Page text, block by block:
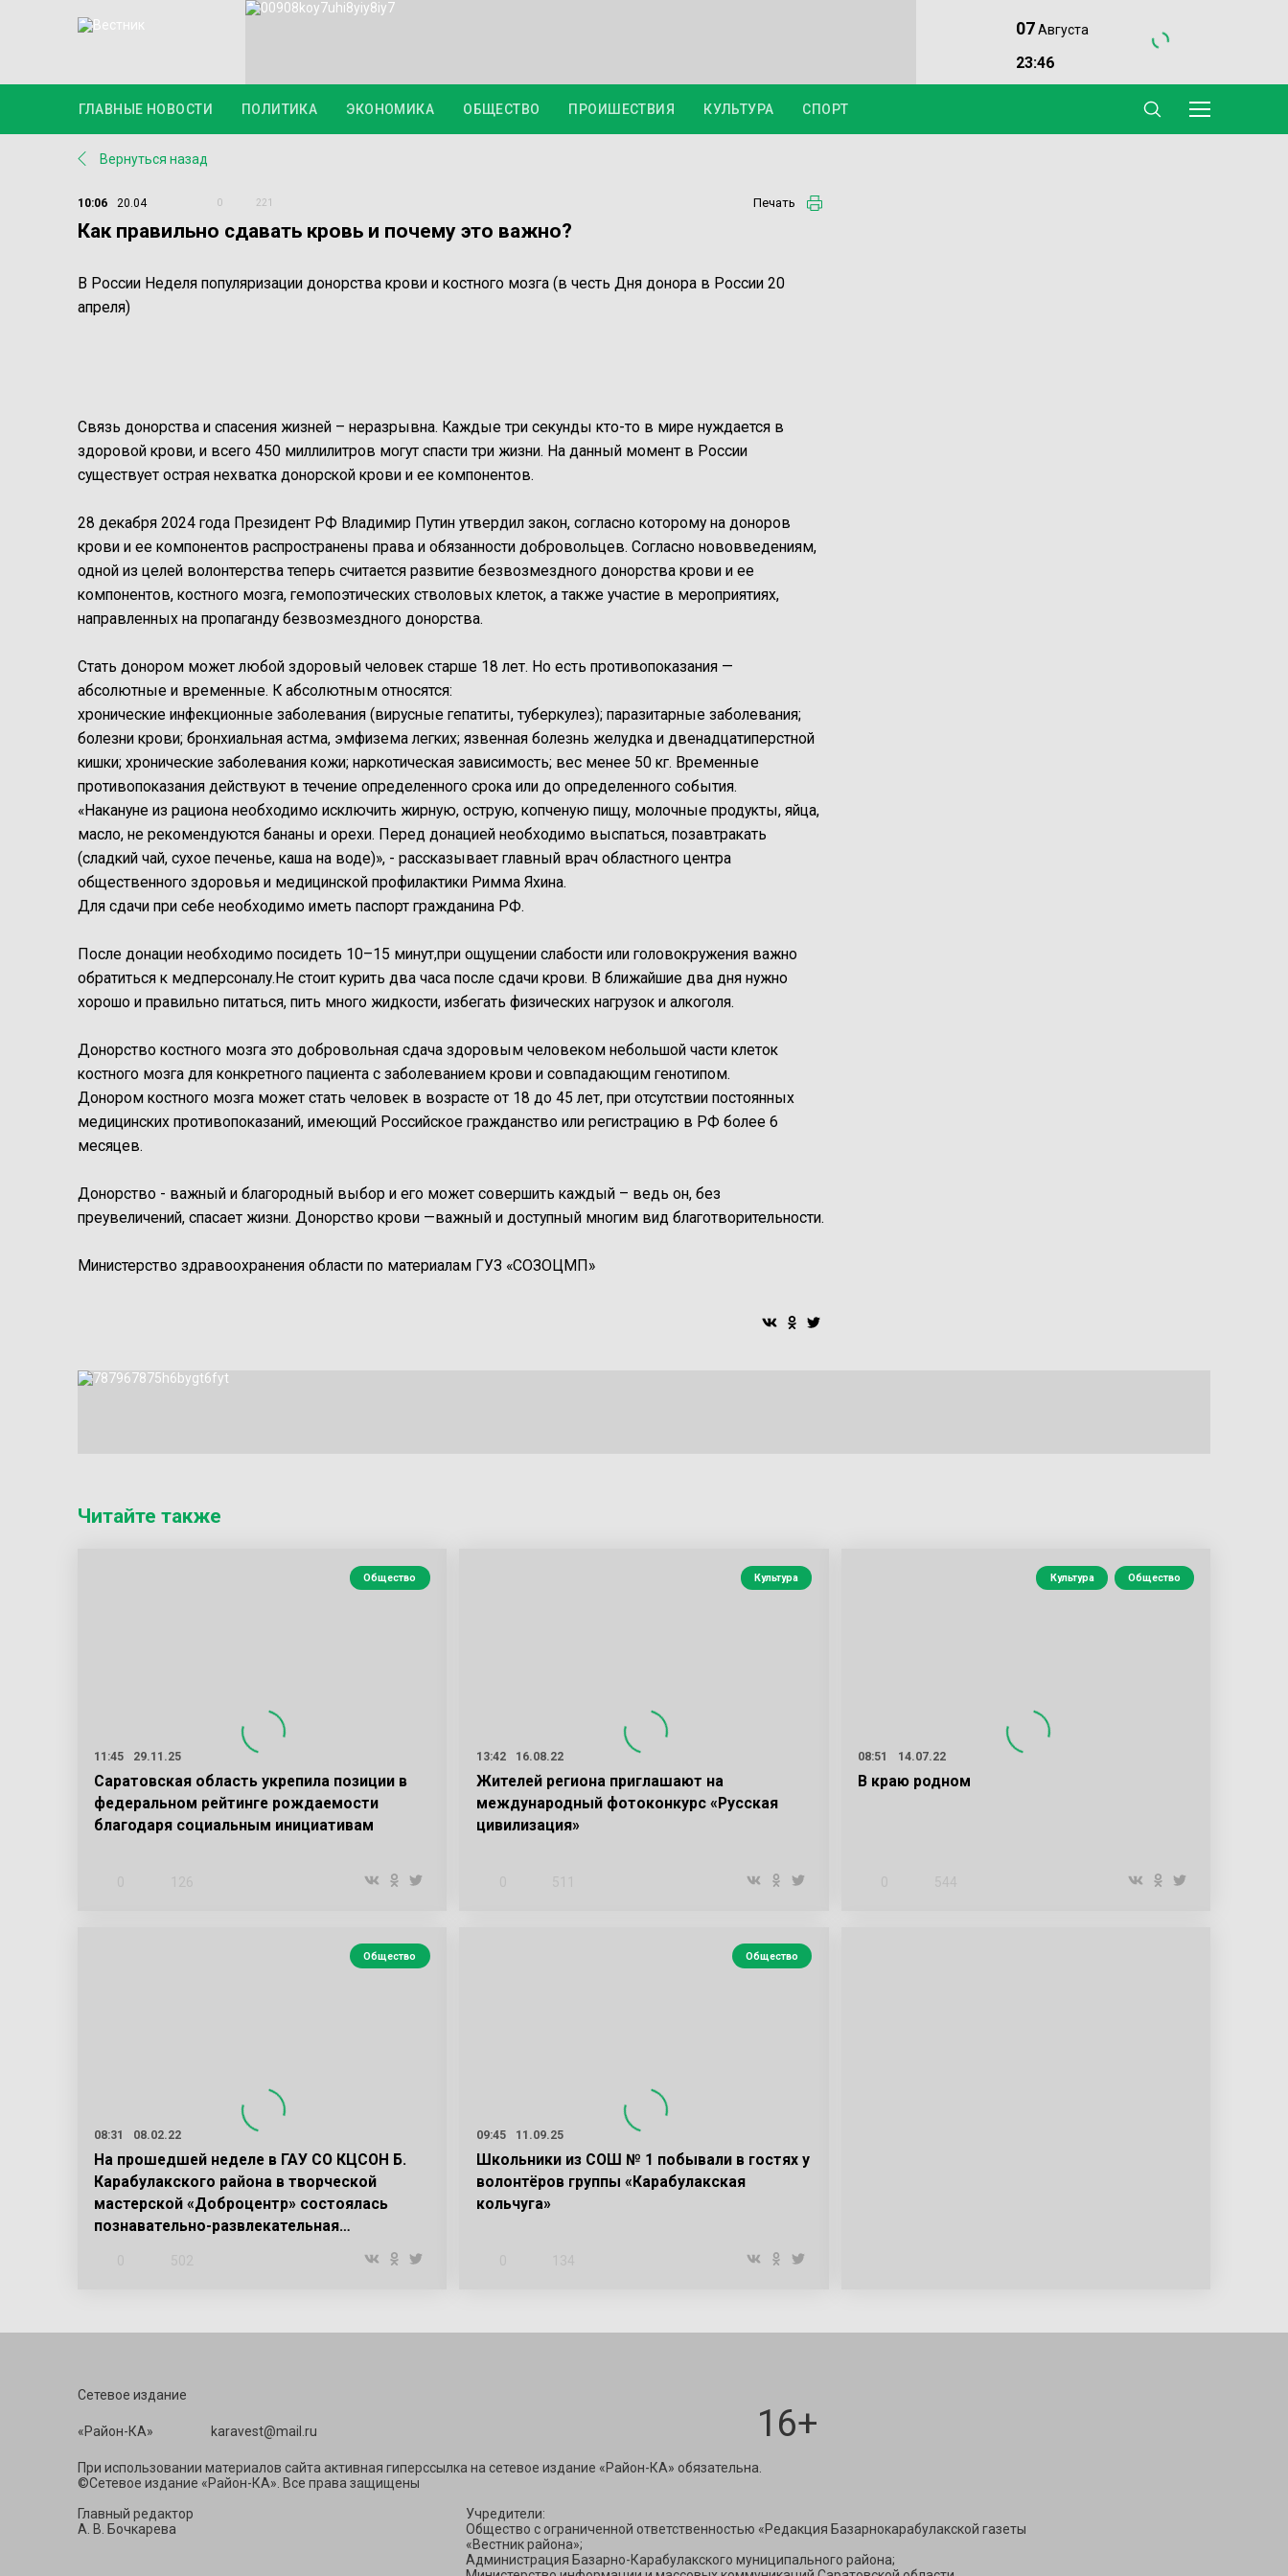
07Августа
23:46
ГЛАВНЫЕ НОВОСТИ ПОЛИТИКА ЭКОНОМИКА ОБЩЕСТВО ПРОИШЕСТВИЯ КУЛЬТУРА СПОРТ
Вернуться назад
10:06 20.04 0 221 Печать
Как правильно сдавать кровь и почему это важно?
В России Неделя популяризации донорства крови и костного мозга (в честь Дня донора в России 20
апреля)
Связь донорства и спасения жизней – неразрывна. Каждые три секунды кто-то в мире нуждается в
здоровой крови, и всего 450 миллилитров могут спасти три жизни. На данный момент в России
существует острая нехватка донорской крови и ее компонентов.
28 декабря 2024 года Президент РФ Владимир Путин утвердил закон, согласно которому на доноров
крови и ее компонентов распространены права и обязанности добровольцев. Согласно нововведениям,
одной из целей волонтерства теперь считается развитие безвозмездного донорства крови и ее
компонентов, костного мозга, гемопоэтических стволовых клеток, а также участие в мероприятиях,
направленных на пропаганду безвозмездного донорства.
Стать донором может любой здоровый человек старше 18 лет. Но есть противопоказания —
абсолютные и временные. К абсолютным относятся:
хронические инфекционные заболевания (вирусные гепатиты, туберкулез); паразитарные заболевания;
болезни крови; бронхиальная астма, эмфизема легких; язвенная болезнь желудка и двенадцатиперстной
кишки; хронические заболевания кожи; наркотическая зависимость; вес менее 50 кг. Временные
противопоказания действуют в течение определенного срока или до определенного события.
«Накануне из рациона необходимо исключить жирную, острую, копченую пищу, молочные продукты, яйца,
масло, не рекомендуются бананы и орехи. Перед донацией необходимо выспаться, позавтракать
(сладкий чай, сухое печенье, каша на воде)», - рассказывает главный врач областного центра
общественного здоровья и медицинской профилактики Римма Яхина.
Для сдачи при себе необходимо иметь паспорт гражданина РФ.
После донации необходимо посидеть 10–15 минут,при ощущении слабости или головокружения важно
обратиться к медперсоналу.Не стоит курить два часа после сдачи крови. В ближайшие два дня нужно
хорошо и правильно питаться, пить много жидкости, избегать физических нагрузок и алкоголя.
Донорство костного мозга это добровольная сдача здоровым человеком небольшой части клеток
костного мозга для конкретного пациента с заболеванием крови и совпадающим генотипом.
Донором костного мозга может стать человек в возрасте от 18 до 45 лет, при отсутствии постоянных
медицинских противопоказаний, имеющий Российское гражданство или регистрацию в РФ более 6
месяцев.
Донорство - важный и благородный выбор и его может совершить каждый – ведь он, без
преувеличений, спасает жизни. Донорство крови —важный и доступный многим вид благотворительности.
Министерство здравоохранения области по материалам ГУЗ «СОЗОЦМП»
Читайте также
Общество
11:45 29.11.25
Саратовская область укрепила позиции в
федеральном рейтинге рождаемости
благодаря социальным инициативам
Культура
13:42 16.08.22
Жителей региона приглашают на
международный фотоконкурс «Русская
цивилизация»
Культура Общество
08:51 14.07.22
В краю родном
Общество
08:31 08.02.22
На прошедшей неделе в ГАУ СО КЦСОН Б.
Карабулакского района в творческой
мастерской «Доброцентр» состоялась
познавательно-развлекательная…
Общество
09:45 11.09.25
Школьники из СОШ № 1 побывали в гостях у
волонтёров группы «Карабулакская
кольчуга»
Сетевое издание
«Район-КА» karavest@mail.ru 16+
При использовании материалов сайта активная гиперссылка на сетевое издание «Район-КА» обязательна.
©Сетевое издание «Район-КА». Все права защищены
Главный редактор
А. В. Бочкарева
Учредители:
Общество с ограниченной ответственностью «Редакция Базарнокарабулакской газеты
«Вестник района»;
Администрация Базарно-Карабулакского муниципального района;